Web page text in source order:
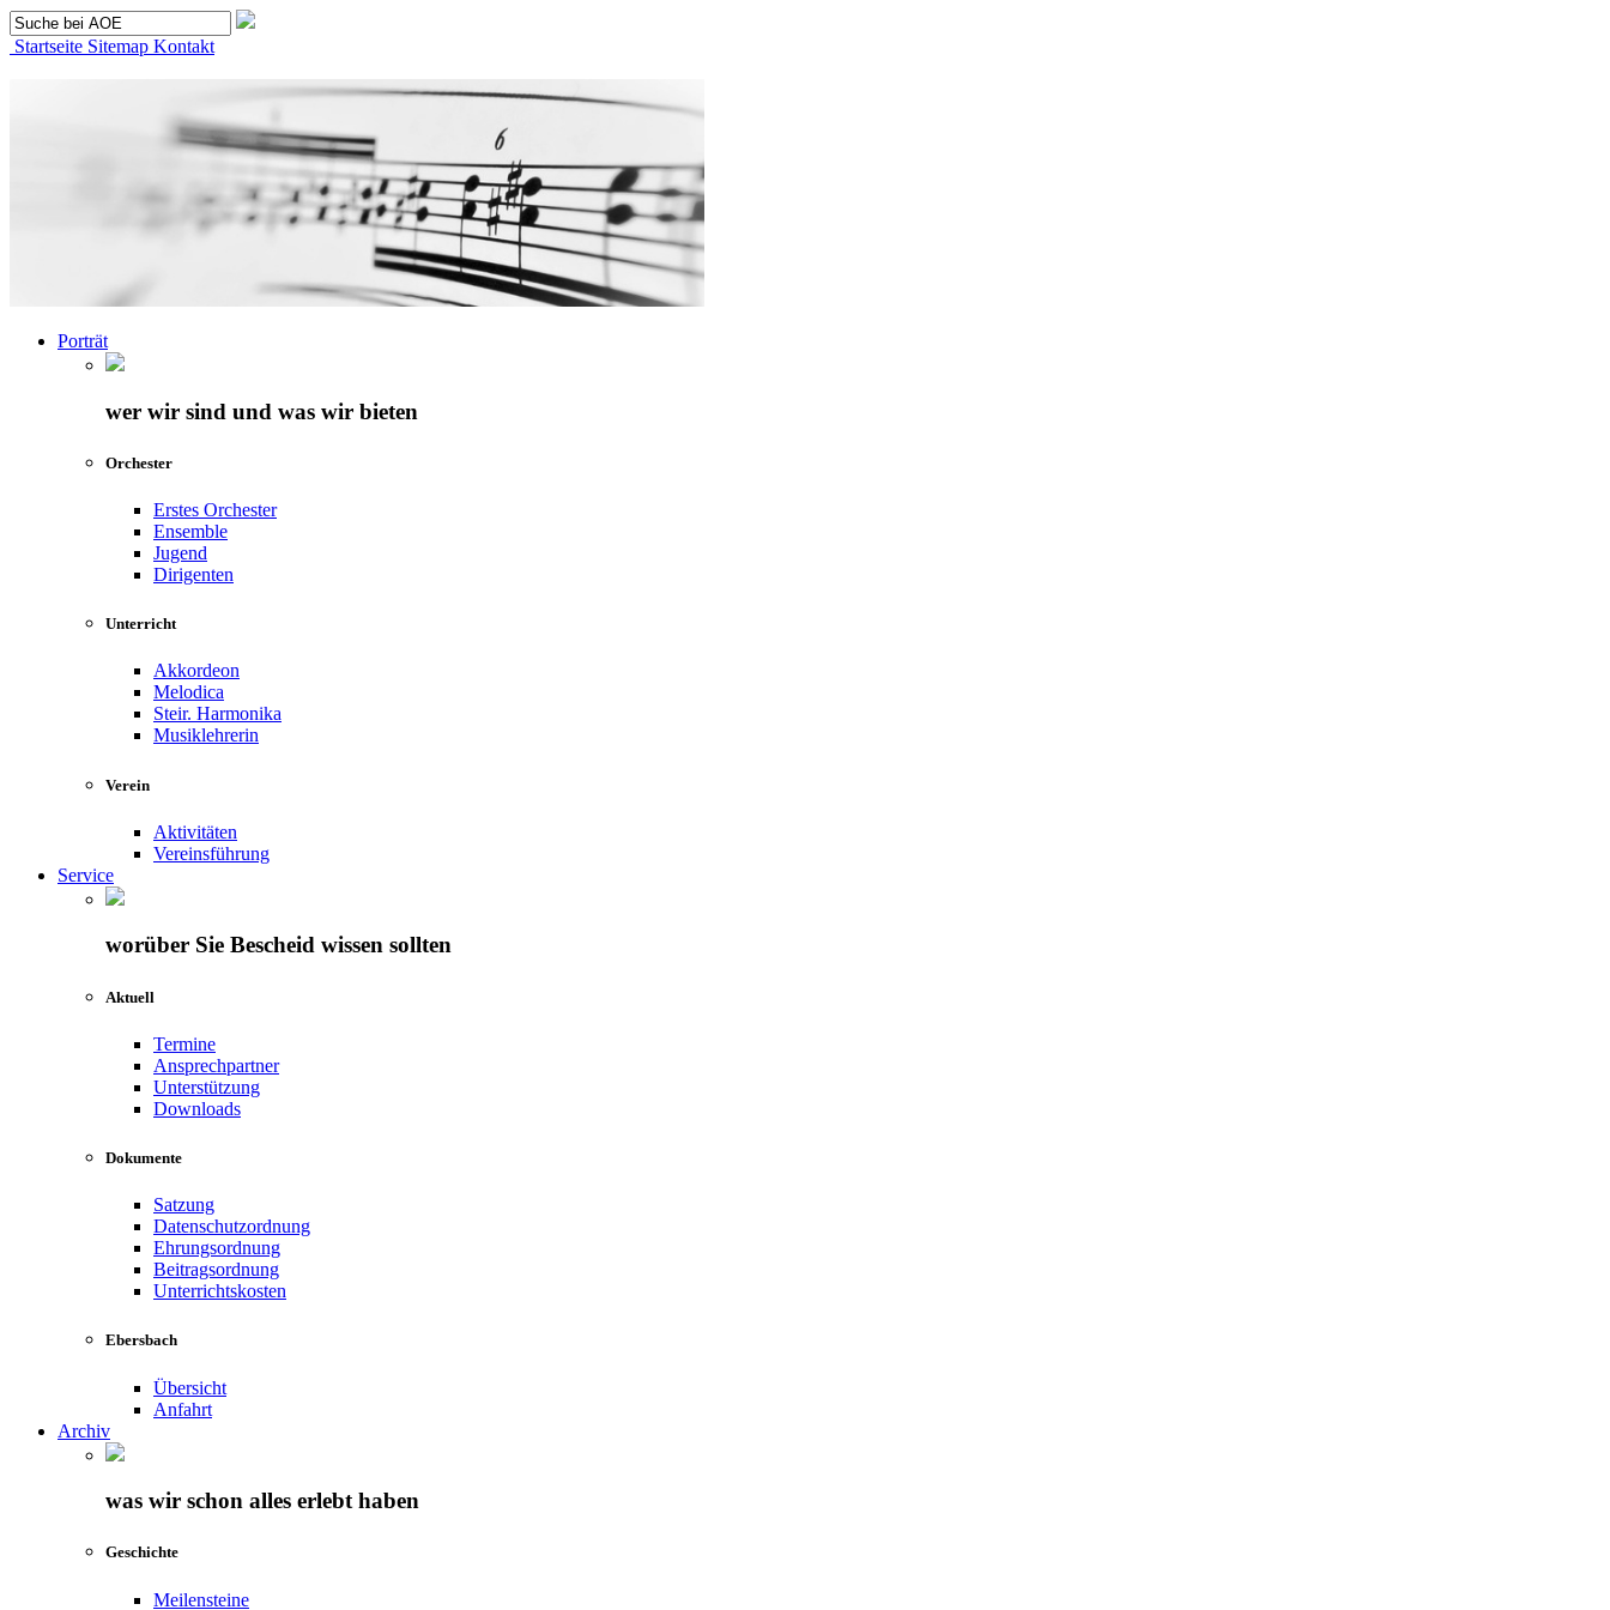
Startseite Sitemap Kontakt
Porträt
wer wir sind und was wir bieten
Orchester
Erstes Orchester
Ensemble
Jugend
Dirigenten
Unterricht
Akkordeon
Melodica
Steir. Harmonika
Musiklehrerin
Verein
Aktivitäten
Vereinsführung
Service
worüber Sie Bescheid wissen sollten
Aktuell
Termine
Ansprechpartner
Unterstützung
Downloads
Dokumente
Satzung
Datenschutzordnung
Ehrungsordnung
Beitragsordnung
Unterrichtskosten
Ebersbach
Übersicht
Anfahrt
Archiv
was wir schon alles erlebt haben
Geschichte
Meilensteine